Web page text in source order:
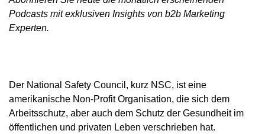
Podcasts mit exklusiven Insights von b2b Marketing
Experten.
Der National Safety Council, kurz NSC, ist eine
amerikanische Non-Profit Organisation, die sich dem
Arbeitsschutz, aber auch dem Schutz der Gesundheit im
öffentlichen und privaten Leben verschrieben hat.